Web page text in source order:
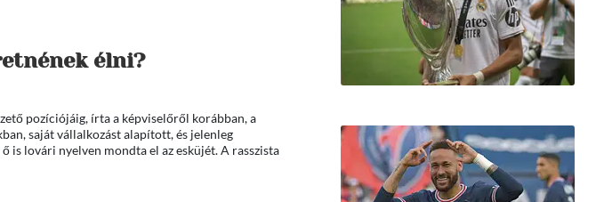
élni?
pozíciójáig, írta a képviselőről korábban, a
saját vállalkozást alapított, és jelenleg
is lovári nyelven mondta el az esküjét. A rasszista